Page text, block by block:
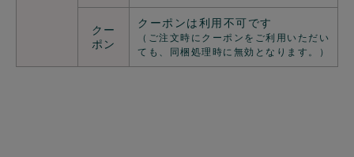
クー
ポン
クーポンは利用不可です
（ご注文時にクーポンをご利用いただい
ても、同梱処理時に無効となります。）